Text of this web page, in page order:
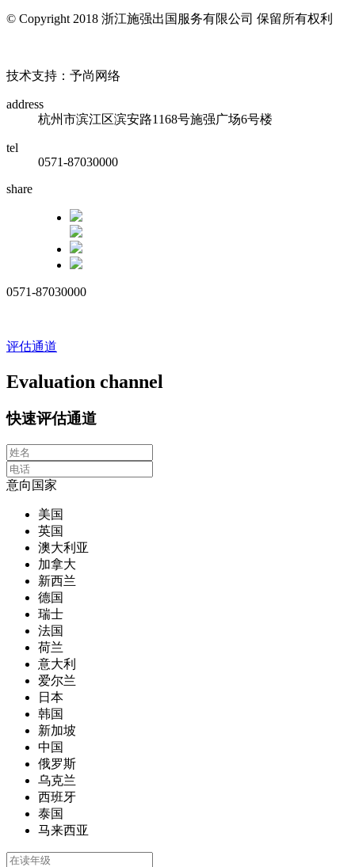
© Copyright 2018 浙江施强出国服务有限公司 保留所有权利
技术支持：予尚网络
address
杭州市滨江区滨安路1168号施强广场6号楼
tel
0571-87030000
share
0571-87030000
评估通道
Evaluation channel
快速评估通道
意向国家
美国
英国
澳大利亚
加拿大
新西兰
德国
瑞士
法国
荷兰
意大利
爱尔兰
日本
韩国
新加坡
中国
俄罗斯
乌克兰
西班牙
泰国
马来西亚